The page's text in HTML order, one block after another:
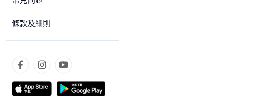
條款及細則